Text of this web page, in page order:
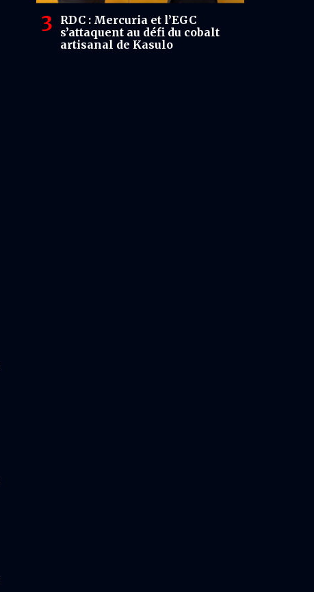
RDC : Mercuria et l’EGC
s’attaquent au défi du cobalt
artisanal de Kasulo